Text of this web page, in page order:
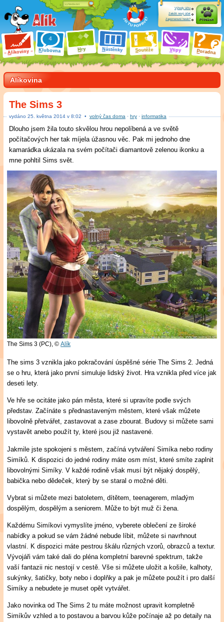
Alíkoviny Klubovna Hry Nástěnky Soutěže Vtipy Poradna
Výhody účtu
Založit nový účet
Zapomenuté heslo?
Přihlásit
Alíkovina
The Sims 3
vydáno 25 května 2014 v 8:02 • volný čas doma · hry· informatika
Dlouho jsem žila touto skvělou hrou nepolíbená a ve světě
počítačových her tak míjela úžasnou věc. Pak mi jednoho dne
kamarádka ukázala na svém počítači diamantově zelenou ikonku a
mne pohltil Sims svět.
The Sims 3 (PC),©Alík
The sims 3 vznikla jako pokračování úspěšné série The Sims 2. Jedná
se o hru, která jako první simuluje lidský život. Hra vznikla před více jak
deseti lety.
Ve hře se ocitáte jako pán města, které si upravíte podle svých
představ. Začínáte s přednastaveným městem, které však můžete
libovolně přetvářet, zastavovat a zase zbourat. Budovy si můžete sami
vystavět anebo použít ty, které jsou již nastavené.
Jakmile jste spokojeni s městem, začíná vytváření Simíka nebo rodiny
Simíků. K dispozici do jedné rodiny máte osm míst, které smíte zaplnit
libovolnými Simíky. V každé rodině však musí být nějaký dospělý,
babička nebo dědeček, který by se staral o možné děti.
Vybrat si můžete mezi batoletem, dítětem, teenagerem, mladým
dospělým, dospělým a seniorem. Může to být muž či žena.
Každému Simíkovi vymyslíte jméno, vyberete oblečení ze široké
nabídky a pokud se vám žádné nebude líbit, můžete si navrhnout
vlastní. K dispozici máte pestrou škálu různých vzorů, obrazců a textur.
Vývojáři vám také dali do pléna kompletní barevné spektrum, takže
vaší fantazii nic nestojí v cestě. Vše si můžete uložit a košile, kalhoty,
sukýnky, šatičky, boty nebo i doplňky a pak je můžete použít i pro další
Simíky a nebudete je muset opět vytvářet.
Jako novinka od The Sims 2 tu máte možnost upravit kompletně
Simíkův vzhled a to postavou a barvou kůže počínaje až po detaily na